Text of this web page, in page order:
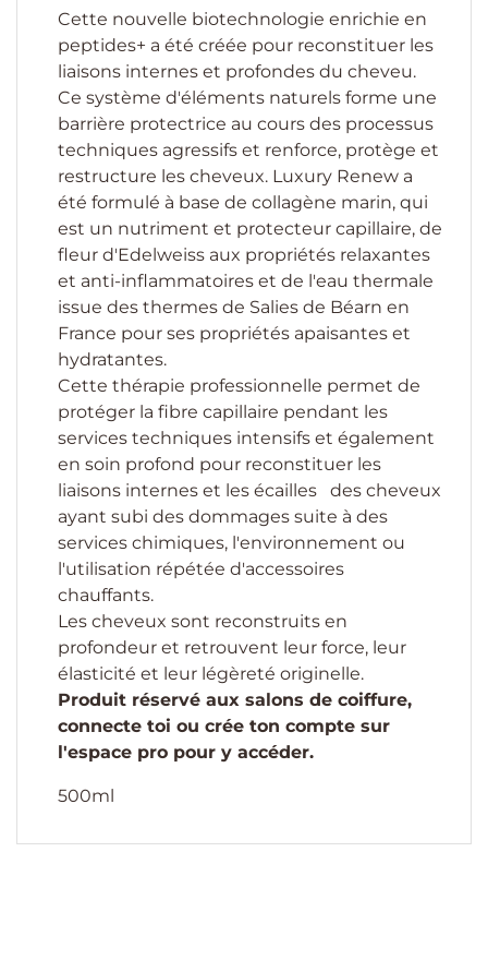
Cette nouvelle biotechnologie enrichie en
peptides+ a été créée pour reconstituer les
liaisons internes et profondes du cheveu.
Ce système d'éléments naturels forme une
barrière protectrice au cours des processus
techniques agressifs et renforce, protège et
restructure les cheveux. Luxury Renew a
été formulé à base de collagène marin, qui
est un nutriment et protecteur capillaire, de
fleur d'Edelweiss aux propriétés relaxantes
et anti-inflammatoires et de l'eau thermale
issue des thermes de Salies de Béarn en
France pour ses propriétés apaisantes et
hydratantes.
Cette thérapie professionnelle permet de
protéger la fibre capillaire pendant les
services techniques intensifs et également
en soin profond pour reconstituer les
liaisons internes et les écailles des cheveux
ayant subi des dommages suite à des
services chimiques, l'environnement ou
l'utilisation répétée d'accessoires
chauffants.
Les cheveux sont reconstruits en
profondeur et retrouvent leur force, leur
élasticité et leur légèreté originelle.
Produit réservé aux salons de coiffure,
connecte toi ou crée ton compte sur
l'espace pro pour y accéder.
500ml